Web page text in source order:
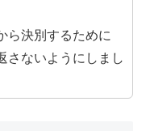
ら決別するために
さないようにしまし